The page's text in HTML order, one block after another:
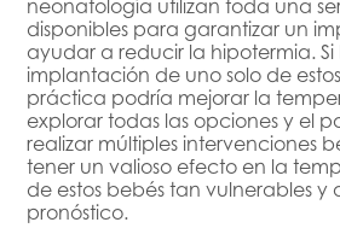
neonatología utilizan toda una
disponibles para garantizar un
ayudar a reducir la hipotermia. Si
implantación de uno solo de
práctica podría mejorar la
explorar todas las opciones y el
realizar múltiples intervenciones
tener un valioso efecto en la
de estos bebés tan vulnerables y
pronóstico.